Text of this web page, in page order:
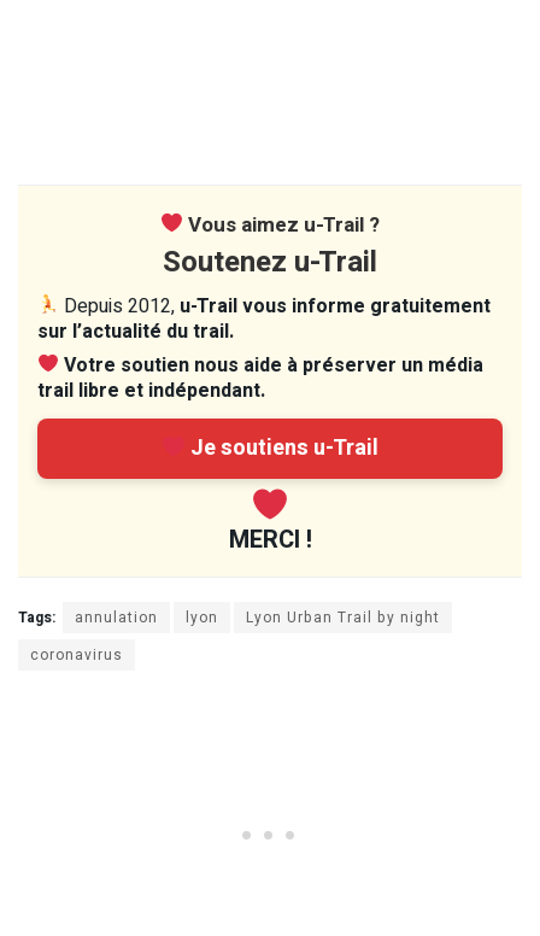
Vous aimez u-Trail ?
Soutenez u-Trail
Depuis 2012, u-Trail vous informe gratuitement
sur l’actualité du trail.
Votre soutien nous aide à préserver un média
trail libre et indépendant.
Je soutiens u-Trail
MERCI !
Tags: annulation lyon
Lyon Urban Trail by night
coronavirus